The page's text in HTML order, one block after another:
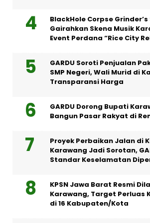
BlackHole Corpse Grinder’s
Gairahkan Skena Musik
Event Perdana “Rice City
GARDU Soroti Penjualan
SMP Negeri, Wali Murid di
Transparansi Harga
GARDU Dorong Bupati
Bangun Pasar Rakyat di
Proyek Perbaikan Jalan di
Karawang Jadi Sorotan,
Standar Keselamatan
KPSN Jawa Barat Resmi
Karawang, Target Perluas
di 16 Kabupaten/Kota